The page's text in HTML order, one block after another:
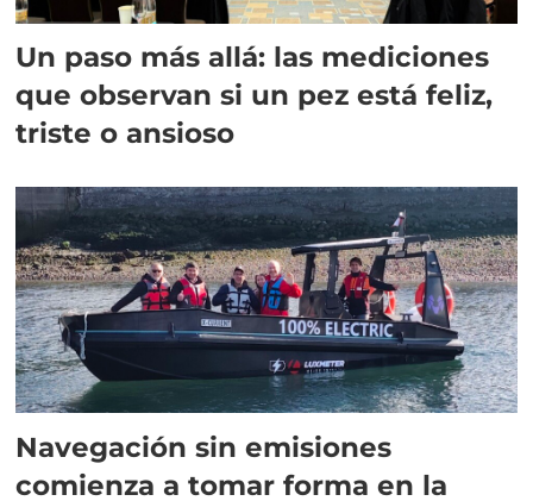
Un paso más allá: las mediciones
que observan si un pez está feliz,
triste o ansioso
Navegación sin emisiones
comienza a tomar forma en la